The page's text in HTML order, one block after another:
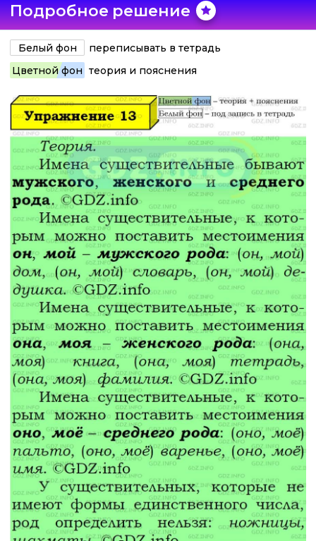
Подробное решение
Белый фон
переписывать в тетрадь
Цветной фон теория и пояснения